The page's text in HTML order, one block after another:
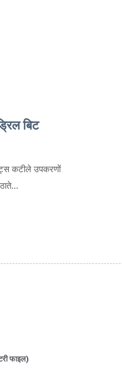
बिट
कटीले उपकरणों
फाइल)